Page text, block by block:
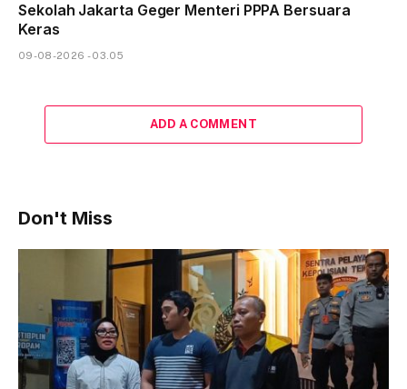
Sekolah Jakarta Geger Menteri PPPA Bersuara
Keras
09-08-2026 - 03.05
ADD A COMMENT
Don't Miss